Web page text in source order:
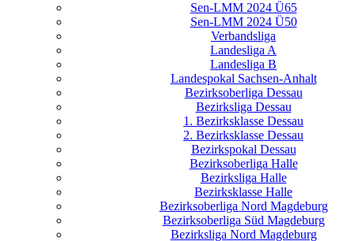
Sen-LMM 2024 Ü65
Sen-LMM 2024 Ü50
Verbandsliga
Landesliga A
Landesliga B
Landespokal Sachsen-Anhalt
Bezirksoberliga Dessau
Bezirksliga Dessau
1. Bezirksklasse Dessau
2. Bezirksklasse Dessau
Bezirkspokal Dessau
Bezirksoberliga Halle
Bezirksliga Halle
Bezirksklasse Halle
Bezirksoberliga Nord Magdeburg
Bezirksoberliga Süd Magdeburg
Bezirksliga Nord Magdeburg